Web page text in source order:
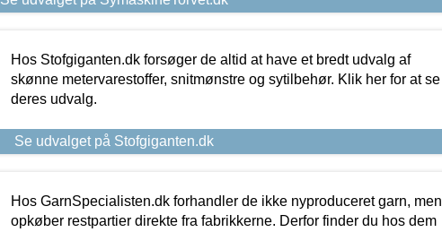
Hos Stofgiganten.dk forsøger de altid at have et bredt udvalg af
skønne metervarestoffer, snitmønstre og sytilbehør. Klik her for at se
deres udvalg.
Se udvalget på Stofgiganten.dk
Hos GarnSpecialisten.dk forhandler de ikke nyproduceret garn, men
opkøber restpartier direkte fra fabrikkerne. Derfor finder du hos dem